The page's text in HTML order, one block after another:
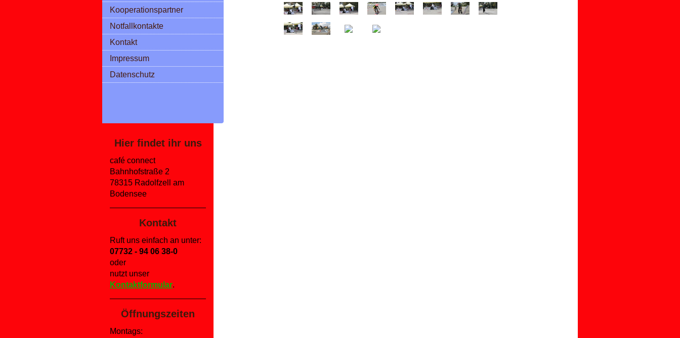
Kooperationspartner
Notfallkontakte
Kontakt
Impressum
Datenschutz
Hier findet ihr uns
café connect
Bahnhofstraße 2
78315 Radolfzell am
Bodensee
Kontakt
Ruft uns einfach an unter:
07732 - 94 06 38-0
oder
nutzt unser
Kontaktformular.
Öffnungszeiten
Montags: